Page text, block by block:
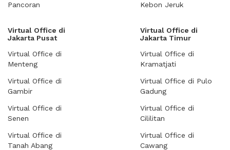
Pancoran
Kebon Jeruk
Virtual Office di
Jakarta Pusat
Virtual Office di
Menteng
Virtual Office di
Gambir
Virtual Office di
Senen
Virtual Office di
Tanah Abang
Virtual Office di
Jakarta Timur
Virtual Office di
Kramatjati
Virtual Office di Pulo
Gadung
Virtual Office di
Cililitan
Virtual Office di
Cawang